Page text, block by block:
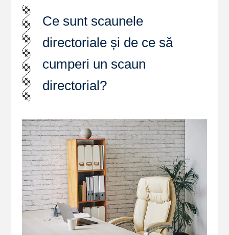
Ce sunt scaunele
directoriale și de ce să
cumperi un scaun
directorial?